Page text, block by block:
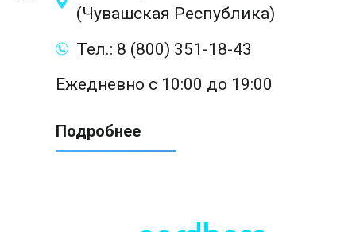
(Чувашская Республика)
Тел.: 8 (800) 351-18-43
Ежедневно с 10:00 до 19:00
Подробнее